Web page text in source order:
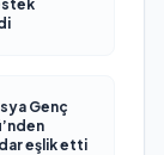
Genç
eşlik etti